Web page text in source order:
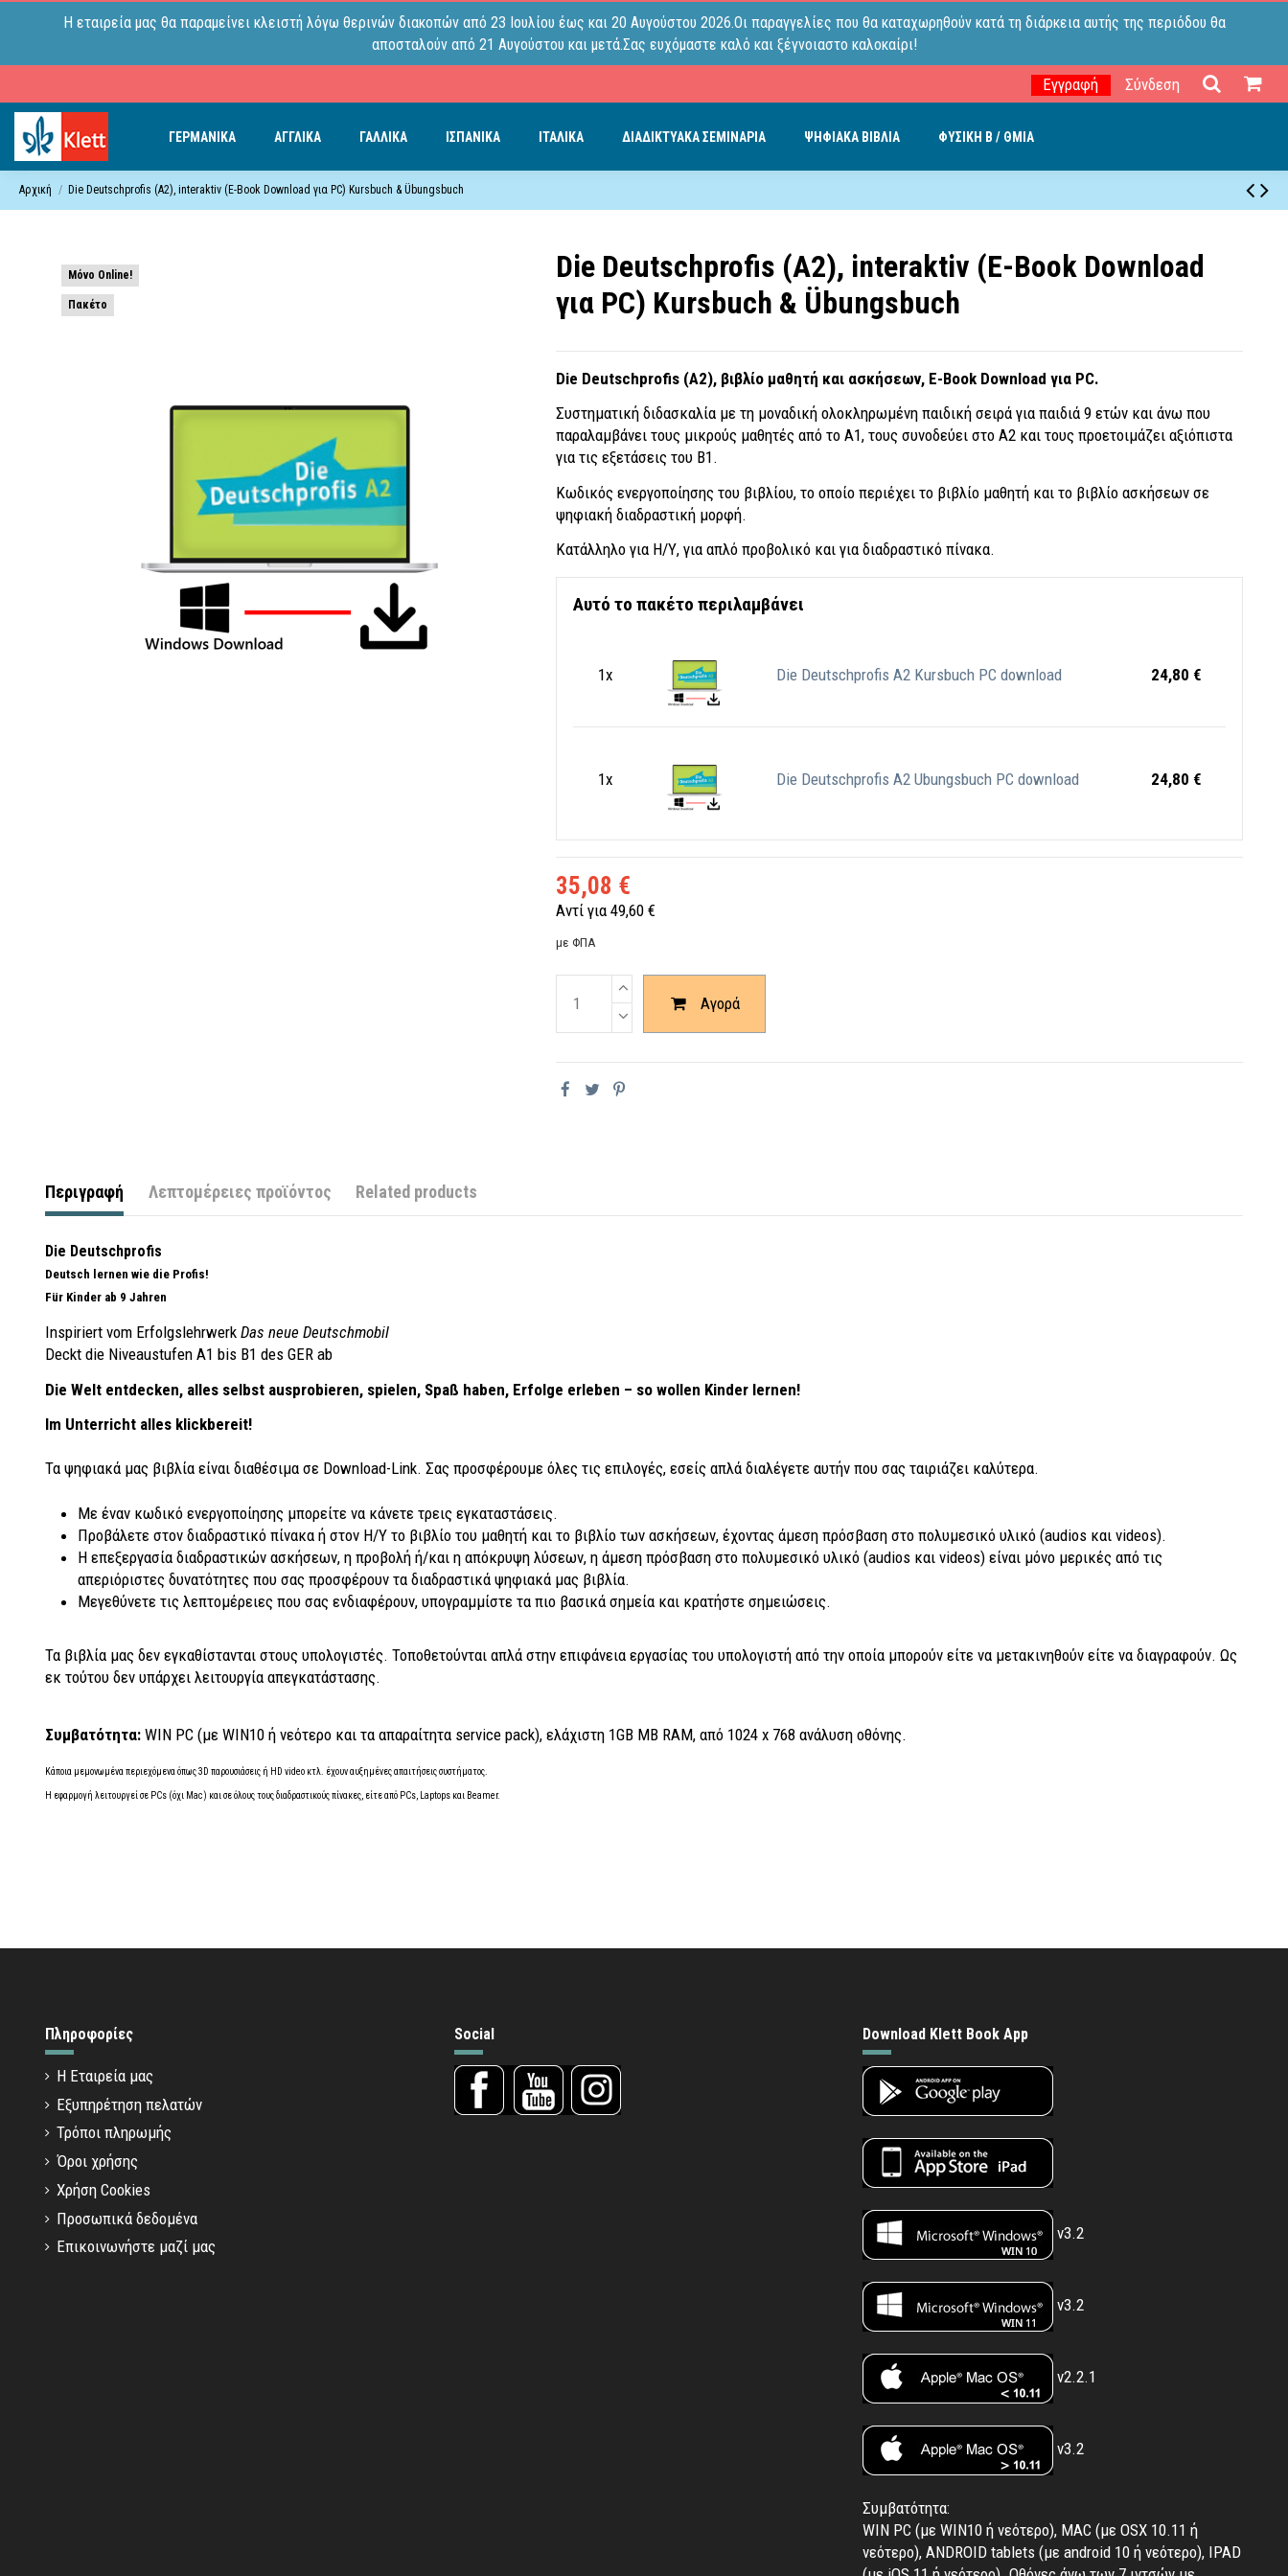
Η εταιρεία μας θα παραμείνει κλειστή λόγω θερινών διακοπών από 23 Ιουλίου έως και 20 Αυγούστου 2026.Οι παραγγελίες που θα καταχωρηθούν κατά τη διάρκεια αυτής της περιόδου θα
αποσταλούν από 21 Αυγούστου και μετά.Σας ευχόμαστε καλό και ξέγνοιαστο καλοκαίρι!
Εγγραφή Σύνδεση
ΓΕΡΜΑΝΙΚΑ ΑΓΓΛΙΚΑ ΓΑΛΛΙΚΑ ΙΣΠΑΝΙΚΑ ΙΤΑΛΙΚΑ ΔΙΑΔΙΚΤΥΑΚΑ ΣΕΜΙΝΑΡΙΑ ΨΗΦΙΑΚΑ ΒΙΒΛΙΑ ΦΥΣΙΚΗ B / ΘΜΙΑ
Αρχική Die Deutschprofis (A2), interaktiv (E-Book Download για PC) Kursbuch & Übungsbuch
Μόνο Online!
Πακέτο
Die Deutschprofis (A2), interaktiv (E-Book Download
για PC) Kursbuch & Übungsbuch
Die Deutschprofis (A2), βιβλίο μαθητή και ασκήσεων, E-Book Download για PC.
Συστηματική διδασκαλία με τη μοναδική ολοκληρωμένη παιδική σειρά για παιδιά 9 ετών και άνω που
παραλαμβάνει τους μικρούς μαθητές από το Α1, τους συνοδεύει στο Α2 και τους προετοιμάζει αξιόπιστα
για τις εξετάσεις του Β1.
Κωδικός ενεργοποίησης του βιβλίου, το οποίο περιέχει το βιβλίο μαθητή και το βιβλίο ασκήσεων σε
ψηφιακή διαδραστική μορφή.
Κατάλληλο για H/Υ, για απλό προβολικό και για διαδραστικό πίνακα.
Αυτό το πακέτο περιλαμβάνει
1x Die Deutschprofis A2 Kursbuch PC download 24,80 €
1x Die Deutschprofis A2 Ubungsbuch PC download 24,80 €
35,08 €
Αντί για 49,60 €
με ΦΠΑ
Αγορά
Περιγραφή Λεπτομέρειες προϊόντος Related products
Die Deutschprofis
Deutsch lernen wie die Profis!
Für Kinder ab 9 Jahren
Inspiriert vom Erfolgslehrwerk Das neue Deutschmobil
Deckt die Niveaustufen A1 bis B1 des GER ab
Die Welt entdecken, alles selbst ausprobieren, spielen, Spaß haben, Erfolge erleben – so wollen Kinder lernen!
Im Unterricht alles klickbereit!
Τα ψηφιακά μας βιβλία είναι διαθέσιμα σε Download-Link. Σας προσφέρουμε όλες τις επιλογές, εσείς απλά διαλέγετε αυτήν που σας ταιριάζει καλύτερα.
Με έναν κωδικό ενεργοποίησης μπορείτε να κάνετε τρεις εγκαταστάσεις.
Προβάλετε στον διαδραστικό πίνακα ή στον Η/Υ το βιβλίο του μαθητή και το βιβλίο των ασκήσεων, έχοντας άμεση πρόσβαση στο πολυμεσικό υλικό (audios και videos).
Η επεξεργασία διαδραστικών ασκήσεων, η προβολή ή/και η απόκρυψη λύσεων, η άμεση πρόσβαση στο πολυμεσικό υλικό (audios και videos) είναι μόνο μερικές από τις
απεριόριστες δυνατότητες που σας προσφέρουν τα διαδραστικά ψηφιακά μας βιβλία.
Μεγεθύνετε τις λεπτομέρειες που σας ενδιαφέρουν, υπογραμμίστε τα πιο βασικά σημεία και κρατήστε σημειώσεις.
Τα βιβλία μας δεν εγκαθίστανται στους υπολογιστές. Τοποθετούνται απλά στην επιφάνεια εργασίας του υπολογιστή από την οποία μπορούν είτε να μετακινηθούν είτε να διαγραφούν. Ως
εκ τούτου δεν υπάρχει λειτουργία απεγκατάστασης.
Συμβατότητα: WIN PC (με WIN10 ή νεότερο και τα απαραίτητα service pack), ελάχιστη 1GB MB RAM, από 1024 x 768 ανάλυση οθόνης.
Κάποια μεμονωμένα περιεχόμενα όπως 3D παρουσιάσεις ή HD video κτλ. έχουν αυξημένες απαιτήσεις συστήματος.
Η εφαρμογή λειτουργεί σε PCs (όχι Mac) και σε όλους τους διαδραστικούς πίνακες, είτε από PCs, Laptops και Beamer.
Πληροφορίες
Η Εταιρεία μας
Εξυπηρέτηση πελατών
Τρόποι πληρωμής
Όροι χρήσης
Χρήση Cookies
Προσωπικά δεδομένα
Επικοινωνήστε μαζί μας
Social Download Klett Book App
v3.2
v3.2
v2.2.1
v3.2
Συμβατότητα:
WIN PC (με WIN10 ή νεότερο), MAC (με OSX 10.11 ή
νεότερο), ANDROID tablets (με android 10 ή νεότερο), IPAD